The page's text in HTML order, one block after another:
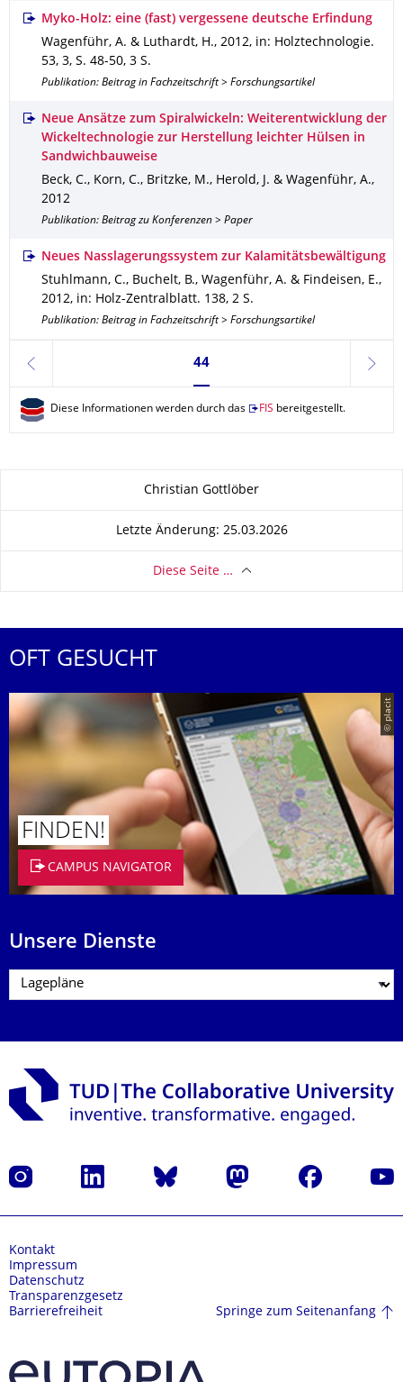
Myko-Holz: eine (fast) vergessene deutsche Erfindung
Wagenführ, A. & Luthardt, H., 2012, in: Holztechnologie.
53, 3, S. 48-50, 3 S.
Publikation: Beitrag in Fachzeitschrift > Forschungsartikel
Neue Ansätze zum Spiralwickeln: Weiterentwicklung der
Wickeltechnologie zur Herstellung leichter Hülsen in
Sandwichbauweise
Beck, C., Korn, C., Britzke, M., Herold, J. & Wagenführ, A.,
2012
Publikation: Beitrag zu Konferenzen > Paper
Neues Nasslagerungssystem zur Kalamitätsbewältigung
Stuhlmann, C., Buchelt, B., Wagenführ, A. & Findeisen, E.,
2012, in: Holz-Zentralblatt. 138, 2 S.
Publikation: Beitrag in Fachzeitschrift > Forschungsartikel
zurück
Seite 44, aktuell ausgewählt
44
weiter
Diese Informationen werden durch das FIS bereitgestellt.
Christian Gottlöber
Letzte Änderung: 25.03.2026
Diese Seite …
OFT GESUCHT
© placit
FINDEN!
CAMPUS NAVIGATOR
Unsere Dienste
Instagram LinkedIn Bluesky Mastodon Facebook
Kontakt
Impressum
Datenschutz
Transparenzgesetz
Barrierefreiheit
Springe zum Seitenanfang